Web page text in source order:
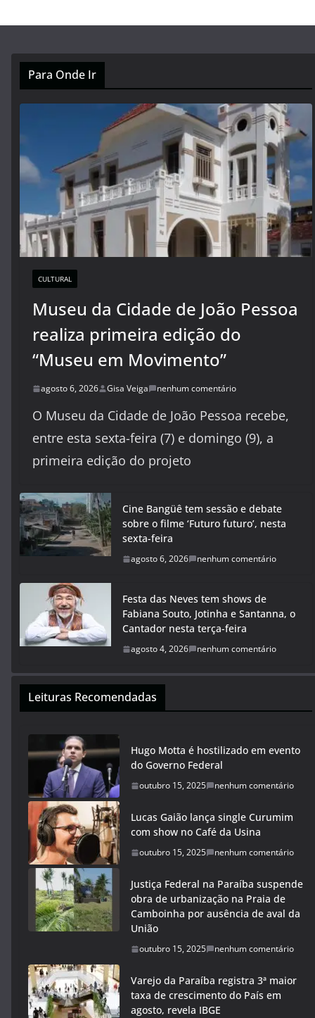
Para Onde Ir
CULTURAL
Museu da Cidade de João Pessoa
realiza primeira edição do
“Museu em Movimento”
agosto 6, 2026 Gisa Veiga nenhum comentário
O Museu da Cidade de João Pessoa recebe,
entre esta sexta-feira (7) e domingo (9), a
primeira edição do projeto
Cine Bangüê tem sessão e debate
sobre o filme ‘Futuro futuro’, nesta
sexta-feira
agosto 6, 2026 nenhum comentário
Festa das Neves tem shows de
Fabiana Souto, Jotinha e Santanna, o
Cantador nesta terça-feira
agosto 4, 2026 nenhum comentário
Leituras Recomendadas
Hugo Motta é hostilizado em evento
do Governo Federal
outubro 15, 2025 nenhum comentário
Lucas Gaião lança single Curumim
com show no Café da Usina
outubro 15, 2025 nenhum comentário
Justiça Federal na Paraíba suspende
obra de urbanização na Praia de
Camboinha por ausência de aval da
União
outubro 15, 2025 nenhum comentário
Varejo da Paraíba registra 3ª maior
taxa de crescimento do País em
agosto, revela IBGE